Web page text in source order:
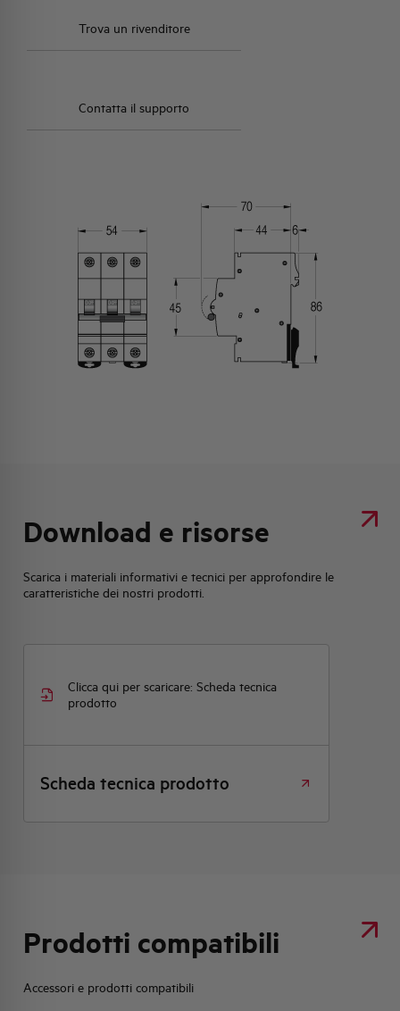
Trova un rivenditore
Contatta il supporto
Download e risorse
Scarica i materiali informativi e tecnici per approfondire le
caratteristiche dei nostri prodotti.
Clicca qui per scaricare: Scheda tecnica
prodotto
Scheda tecnica prodotto
Prodotti compatibili
Accessori e prodotti compatibili